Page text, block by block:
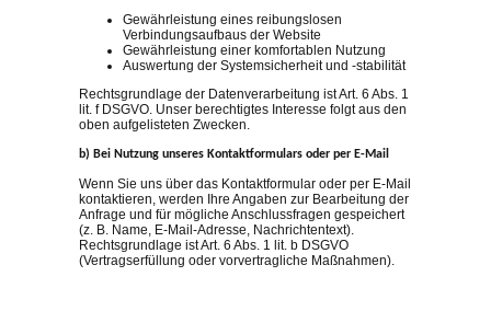
Gewährleistung eines reibungslosen
Verbindungsaufbaus der Website
Gewährleistung einer komfortablen Nutzung
Auswertung der Systemsicherheit und -stabilität
Rechtsgrundlage der Datenverarbeitung ist Art. 6 Abs. 1
lit. f DSGVO. Unser berechtigtes Interesse folgt aus den
oben aufgelisteten Zwecken.
b) Bei Nutzung unseres Kontaktformulars oder per E-Mail
Wenn Sie uns über das Kontaktformular oder per E-Mail
kontaktieren, werden Ihre Angaben zur Bearbeitung der
Anfrage und für mögliche Anschlussfragen gespeichert
(z. B. Name, E-Mail-Adresse, Nachrichtentext).
Rechtsgrundlage ist Art. 6 Abs. 1 lit. b DSGVO
(Vertragserfüllung oder vorvertragliche Maßnahmen).